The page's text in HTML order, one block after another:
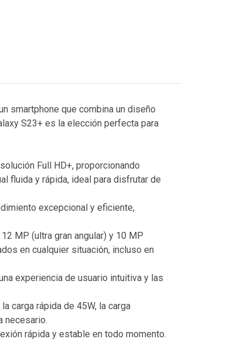
smartphone que combina un diseño
S23+ es la elección perfecta para
Full HD+, proporcionando
fluida y rápida, ideal para disfrutar de
excepcional y eficiente,
MP (ultra gran angular) y 10 MP
en cualquier situación, incluso en
experiencia de usuario intuitiva y las
carga rápida de 45W, la carga
necesario.
rápida y estable en todo momento.